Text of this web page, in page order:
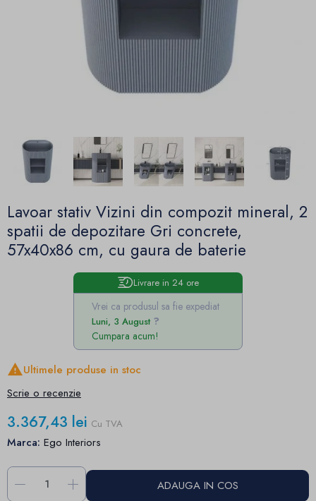
Lavoar stativ Vizini din compozit mineral, 2
spatii de depozitare Gri concrete,
57x40x86 cm, cu gaura de baterie
Livrare in 24 ore
Vrei ca produsul sa fie expediat
Luni, 3 August
Cumpara acum!
Ultimele produse in stoc
Scrie o recenzie
3.367,43 lei Cu TVA
Marca: Ego Interiors
- + ADAUGA IN COS